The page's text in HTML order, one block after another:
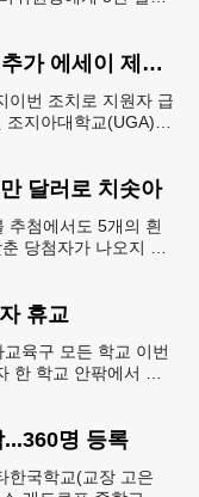
조지아텍⋅UGA, 지원자 추가 에세이 제출 폐지
이번 조치로 지원자 급
지아대학교(UGA)와
달러로 치솟아
추첨에서도 5개의 흰
당첨자가 나오지 않
휴교
육구 모든 학교 이번
한 학교 안팎에서 잇
명 등록
한국학교(교장 고은